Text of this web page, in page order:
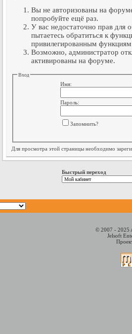
Вы не авторизованы на
попробуйте ещё раз.
У вас недостаточно прав для
пытаетесь обратиться к
привилегированным
Возможно, администратор
активированы на форуме.
Вход
Имя:
Пароль:
Запомнить?
Для просмотра этой страницы необходимо
Быстрый переход
© 2007 - 2025
Jelsoft